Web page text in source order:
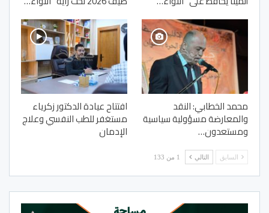
محمد الخطابي: النقد
والمعارضة مسؤولية سياسية
ومستعدون…
افتتاح عيادة الدكتور زكرياء
مستغفر للطب النفسي وعلاج
الإدمان
السابق التالي 1 من 133